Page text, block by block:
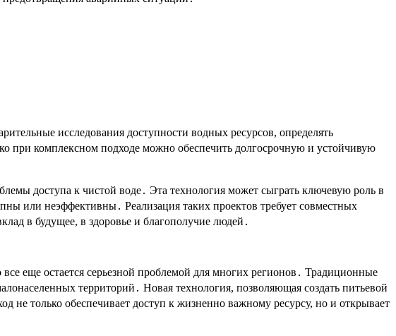
исследования доступности водных ресурсов, определять
при комплексном подходе можно обеспечить долгосрочную и устойчивую
доступа к чистой воде․ Эта технология может сыграть ключевую роль в
или неэффективны․ Реализация таких проектов требует совместных
в будущее, в здоровье и благополучие людей․
еще остается серьезной проблемой для многих регионов․ Традиционные
территорий․ Новая технология, позволяющая создать питьевой
не только обеспечивает доступ к жизненно важному ресурсу, но и открывает